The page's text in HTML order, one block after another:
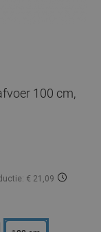
100 cm,
€ 21,09